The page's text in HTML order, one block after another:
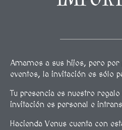
Amamos a sus hijos, pero
eventos, la invitación es sólo
Tu presencia es nuestro
invitación es personal e
Hacienda Venus cuenta con